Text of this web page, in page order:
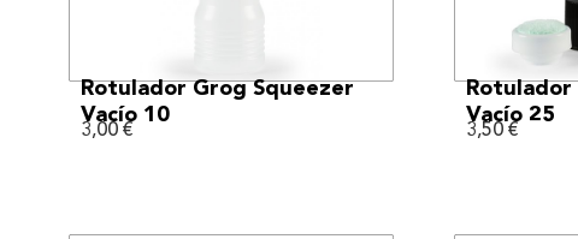
VER MÁS
Rotulador Grog Squeezer
Vacío 10
3,00 €
Rotulador
Vacío 25
3,50 €